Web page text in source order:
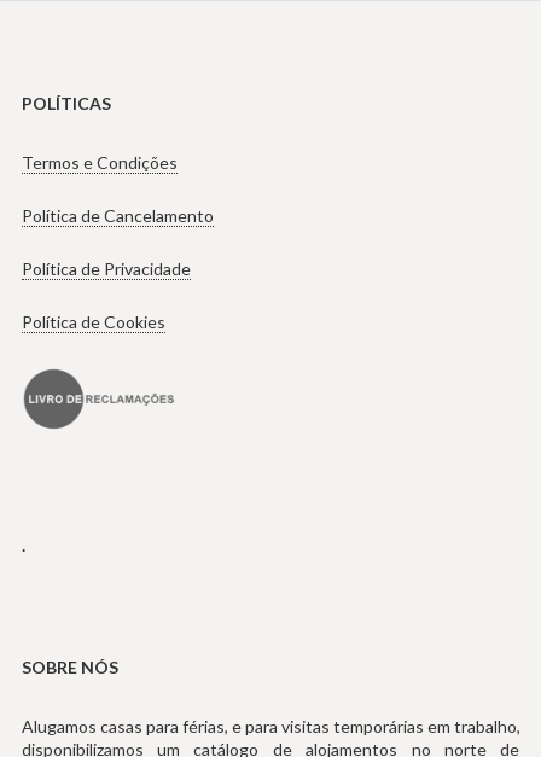
POLÍTICAS
Termos e Condições
Política de Cancelamento
Política de Privacidade
Política de Cookies
.
SOBRE NÓS
Alugamos casas para férias, e para visitas temporárias em trabalho,
disponibilizamos um catálogo de alojamentos no norte de